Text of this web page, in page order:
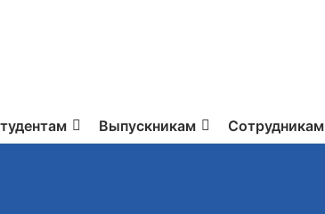
Выпускникам Сотрудникам